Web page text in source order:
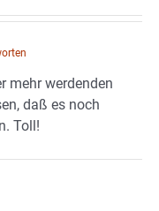
mehr werdenden
daß es noch
Toll!